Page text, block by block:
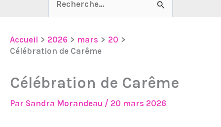
Rechercher :
Accueil 2026 mars
20
Célébration de Carême
Célébration de Carême
Par Sandra Morandeau / 20 mars 2026